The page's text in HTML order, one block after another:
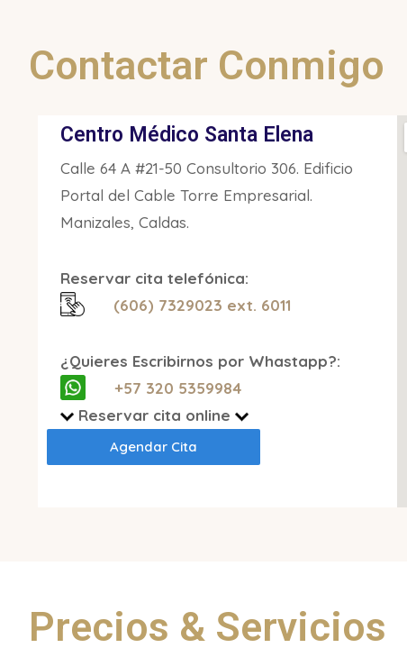
Contactar Conmigo
Centro Médico Santa Elena
Calle 64 A #21-50 Consultorio 306. Edificio
Portal del Cable Torre Empresarial.
Manizales, Caldas.
Reservar cita telefónica:
(606) 7329023 ext. 6011
¿Quieres Escribirnos por Whastapp?:
+57 320 5359984
Reservar cita online
Agendar Cita
Precios & Servicios